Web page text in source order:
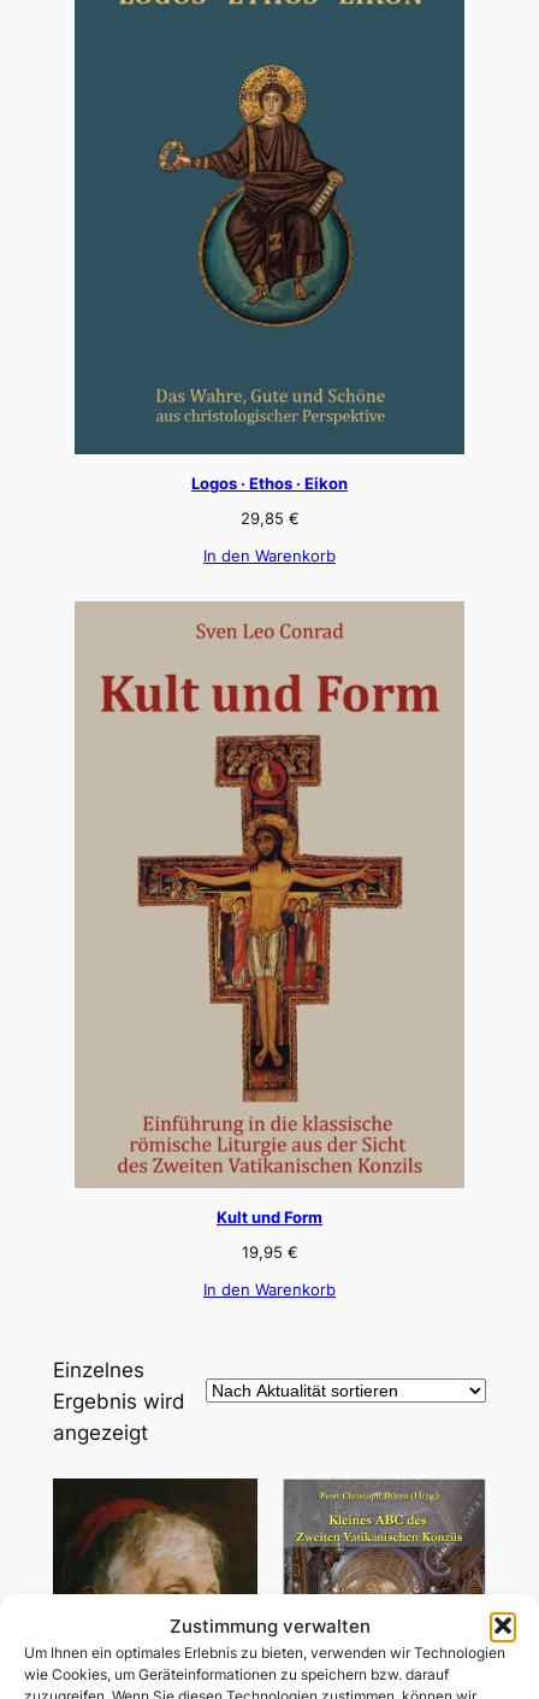
Zustimmung verwalten
Um Ihnen ein optimales Erlebnis zu bieten, verwenden wir Technologien
wie Cookies, um Geräteinformationen zu speichern bzw. darauf
zuzugreifen. Wenn Sie diesen Technologien zustimmen, können wir
Logos · Ethos · Eikon
29,85 €
In den Warenkorb
Kult und Form
19,95 €
In den Warenkorb
Einzelnes
Ergebnis wird
angezeigt